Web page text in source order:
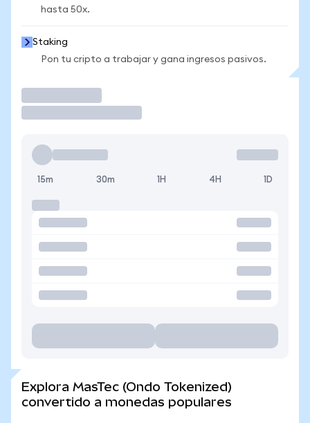
hasta 50x.
Staking
Pon tu cripto a trabajar y gana ingresos pasivos.
15m 30m 1H 4H 1D
Explora MasTec (Ondo Tokenized)
convertido a monedas populares